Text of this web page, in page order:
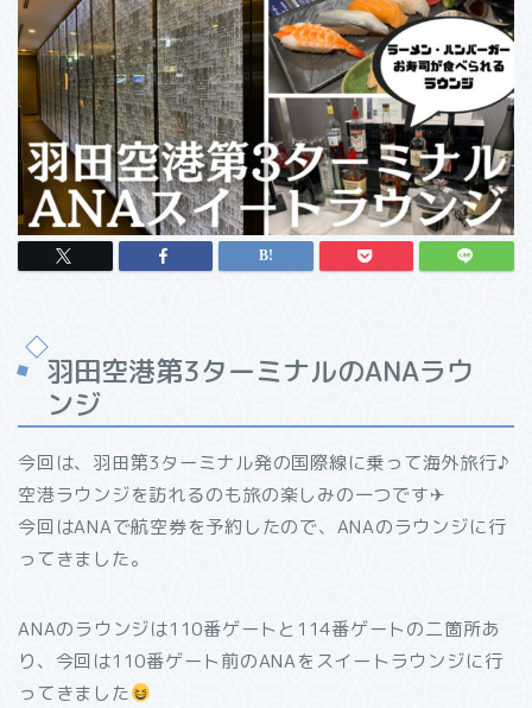
羽田空港第3ターミナルのANAラウ
ンジ
今回は、羽田第3ターミナル発の国際線に乗って海外旅行♪
空港ラウンジを訪れるのも旅の楽しみの一つです✈
今回はANAで航空券を予約したので、ANAのラウンジに行
ってきました。
ANAのラウンジは110番ゲートと114番ゲートの二箇所あ
り、今回は110番ゲート前のANAをスイートラウンジに行
ってきました